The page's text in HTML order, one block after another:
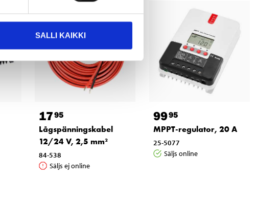
SALLI KAIKKI
1795
Lågspänningskabel
12/24 V, 2,5 mm²
84-538
Säljs ej online
9995
MPPT-regulator, 20 A
25-5077
Säljs online